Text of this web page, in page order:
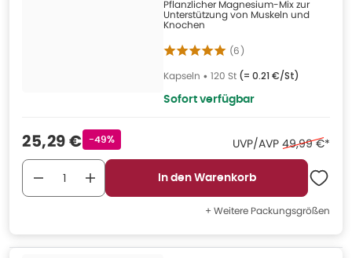
Pflanzlicher Magnesium-Mix zur
Unterstützung von Muskeln und
Knochen
(6)
Kapseln • 120 St (= 0.21 €/St)
Sofort verfügbar
Verkaufspreis
25,29 € Rabattstempel
-49% UVP/AVP Ehemaliger
49,99 €*
In den Warenkorb
+ Weitere Packungsgrößen